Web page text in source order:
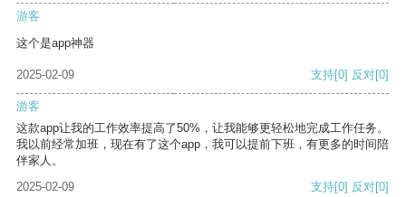
游客
这个是app神器
2025-02-09 支持[0] 反对[0]
游客
这款app让我的工作效率提高了50%，让我能够更轻松地完成工作任务。
我以前经常加班，现在有了这个app，我可以提前下班，有更多的时间陪
伴家人。
2025-02-09
支持[0] 反对[0]